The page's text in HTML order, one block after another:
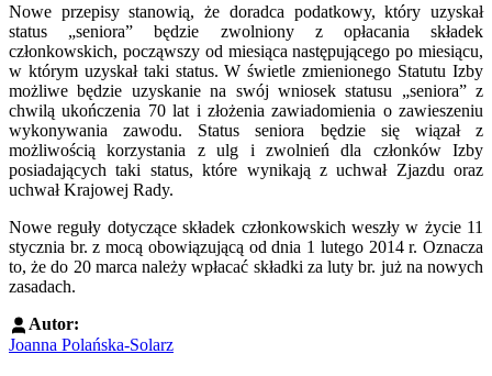
Nowe przepisy stanowią, że doradca podatkowy, który uzyskał
status „seniora” będzie zwolniony z opłacania składek
członkowskich, począwszy od miesiąca następującego po miesiącu,
w którym uzyskał taki status. W świetle zmienionego Statutu Izby
możliwe będzie uzyskanie na swój wniosek statusu „seniora” z
chwilą ukończenia 70 lat i złożenia zawiadomienia o zawieszeniu
wykonywania zawodu. Status seniora będzie się wiązał z
możliwością korzystania z ulg i zwolnień dla członków Izby
posiadających taki status, które wynikają z uchwał Zjazdu oraz
uchwał Krajowej Rady.
Nowe reguły dotyczące składek członkowskich weszły w życie 11
stycznia br. z mocą obowiązującą od dnia 1 lutego 2014 r. Oznacza
to, że do 20 marca należy wpłacać składki za luty br. już na nowych
zasadach.
Autor:
Joanna Polańska-Solarz